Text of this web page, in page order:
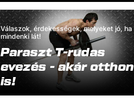
Válaszok, érdekességek, melyeket jó, ha
mindenki lát!
Paraszt T-rudas
evezés - akár otthon
is!